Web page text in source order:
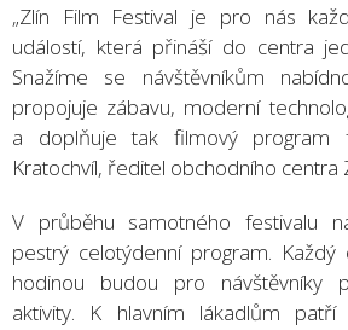
„Zlín Film Festival je pro nás
událostí, která přináší do centra
Snažíme se návštěvníkům
propojuje zábavu, moderní
a doplňuje tak filmový program
Kratochvíl, ředitel obchodního centra
V průběhu samotného festivalu
pestrý celotýdenní program.
hodinou budou pro návštěvníky
aktivity. K hlavním lákadlům patří